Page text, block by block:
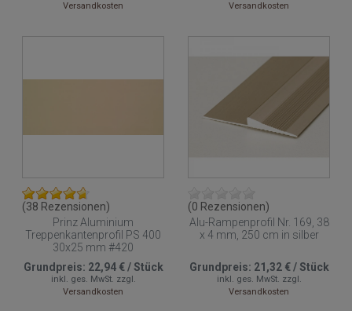
Versandkosten
Versandkosten
(38 Rezensionen)
Prinz Aluminium
Treppenkantenprofil PS 400
30x25 mm #420
Grundpreis: 22,94 €/Stück
inkl. ges. MwSt. zzgl.
Versandkosten
(0 Rezensionen)
Alu-Rampenprofil Nr. 169, 38
x 4 mm, 250 cm in silber
Grundpreis: 21,32 €/Stück
inkl. ges. MwSt. zzgl.
Versandkosten